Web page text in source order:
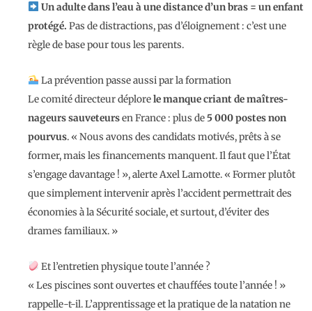
Un adulte dans l’eau à une distance d’un bras = un enfant
protégé. Pas de distractions, pas d’éloignement : c’est une
règle de base pour tous les parents.
La prévention passe aussi par la formation
Le comité directeur déplorele manque criant de maîtres-
nageurs sauveteursen France : plus de5 000 postes non
pourvus. « Nous avons des candidats motivés, prêts à se
former, mais les financements manquent. Il faut que l’État
s’engage davantage ! », alerte Axel Lamotte. « Former plutôt
que simplement intervenir après l’accident permettrait des
économies à la Sécurité sociale, et surtout, d’éviter des
drames familiaux. »
Et l’entretien physique toute l’année ?
« Les piscines sont ouvertes et chauffées toute l’année ! »
rappelle-t-il. L’apprentissage et la pratique de la natation ne